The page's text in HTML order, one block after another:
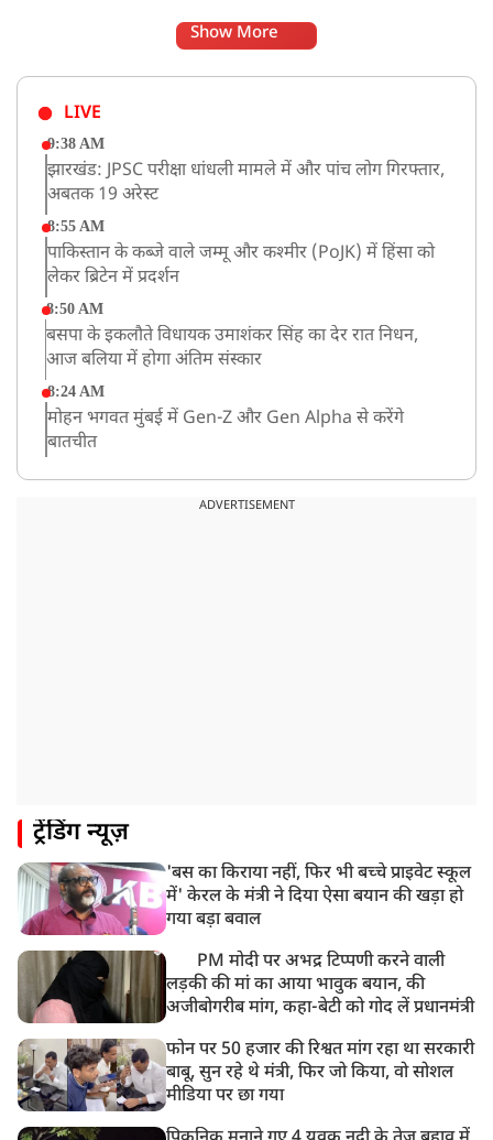
Show More
LIVE
9:38 AM
झारखंड: JPSC परीक्षा धांधली मामले में और पांच लोग गिरफ्तार,
अबतक 19 अरेस्ट
8:55 AM
पाकिस्तान के कब्जे वाले जम्मू और कश्मीर (PoJK) में हिंसा को
लेकर ब्रिटेन में प्रदर्शन
8:50 AM
बसपा के इकलौते विधायक उमाशंकर सिंह का देर रात निधन,
आज बलिया में होगा अंतिम संस्कार
8:24 AM
मोहन भगवत मुंबई में Gen-Z और Gen Alpha से करेंगे
बातचीत
ADVERTISEMENT
ट्रेंडिंग न्यूज़
'बस का किराया नहीं, फिर भी बच्चे प्राइवेट स्कूल
में' केरल के मंत्री ने दिया ऐसा बयान की खड़ा हो
गया बड़ा बवाल
PM मोदी पर अभद्र टिप्पणी करने वाली
लड़की की मां का आया भावुक बयान, की
अजीबोगरीब मांग, कहा-बेटी को गोद लें प्रधानमंत्री
फोन पर 50 हजार की रिश्वत मांग रहा था सरकारी
बाबू, सुन रहे थे मंत्री, फिर जो किया, वो सोशल
मीडिया पर छा गया